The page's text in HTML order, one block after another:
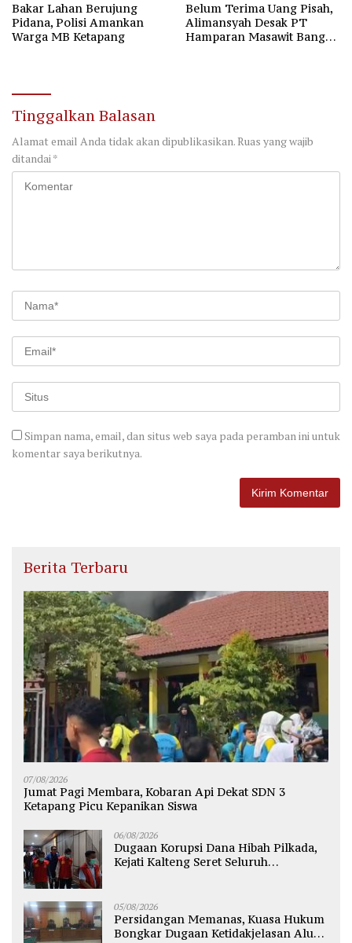
Bakar Lahan Berujung
Pidana, Polisi Amankan
Warga MB Ketapang
Belum Terima Uang Pisah,
Alimansyah Desak PT
Hamparan Masawit Bangun
Tinggalkan Balasan
Alamat email Anda tidak akan dipublikasikan.Ruas yang wajib
ditandai*
Simpan nama, email, dan situs web saya pada peramban ini untuk
komentar saya berikutnya.
Berita Terbaru
07/08/2026
Jumat Pagi Membara, Kobaran Api Dekat SDN 3
Ketapang Picu Kepanikan Siswa
06/08/2026
Dugaan Korupsi Dana Hibah Pilkada,
Kejati Kalteng Seret Seluruh
05/08/2026
Persidangan Memanas, Kuasa Hukum
Bongkar Dugaan Ketidakjelasan Alur